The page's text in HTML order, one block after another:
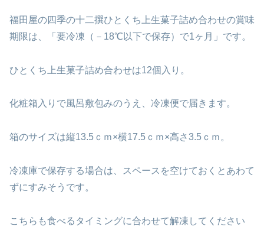
福田屋の四季の十二撰ひとくち上生菓子詰め合わせの賞味
期限は、「要冷凍（－18℃以下で保存）で1ヶ月」です。
ひとくち上生菓子詰め合わせは12個入り。
化粧箱入りで風呂敷包みのうえ、冷凍便で届きます。
箱のサイズは縦13.5ｃｍ×横17.5ｃｍ×高さ3.5ｃｍ。
冷凍庫で保存する場合は、スペースを空けておくとあわて
ずにすみそうです。
こちらも食べるタイミングに合わせて解凍してください